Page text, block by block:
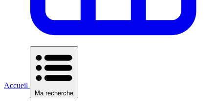
Accueil
Ma recherche